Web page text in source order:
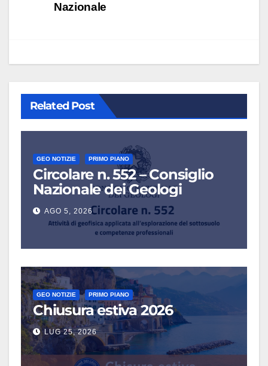
Nazionale
Related Post
GEO NOTIZIE PRIMO PIANO
Circolare n. 552 – Consiglio
Nazionale dei Geologi
AGO 5, 2026
GEO NOTIZIE PRIMO PIANO
Chiusura estiva 2026
LUG 25, 2026